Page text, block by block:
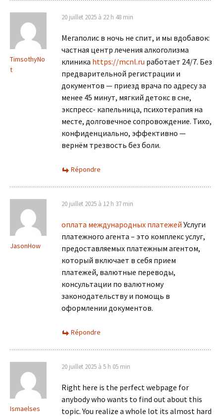
TimsothyNo
t
20 juillet 2025 à 22 h 48 min
Мегаполис в ночь не спит, и мы вдобавок:
частная центр лечения алкоголизма
клиника https://mcnl.ru работает 24/7. Без
предварительной регистрации и
документов — приезд врача по адресу за
менее 45 минут, мягкий детокс в сне,
экспресс- капельница, психотерапия на
месте, долговечное сопровождение. Тихо,
конфиденциально, эффективно —
вернём трезвость без боли.
Répondre
JasonHow
20 juillet 2025 à 12 h 37 min
оплата международных платежей Услуги
платежного агента – это комплекс услуг,
предоставляемых платежным агентом,
который включает в себя прием
платежей, валютные переводы,
консультации по валютному
законодательству и помощь в
оформлении документов.
Répondre
Ismaelses
20 juillet 2025 à 5 h 05 min
Right here is the perfect webpage for
anybody who wants to find out about this
topic. You realize a whole lot its almost hard